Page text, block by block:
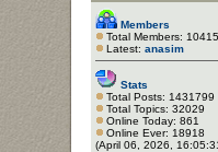
Members
Total Members: 10415
Latest: anasim
Stats
Total Posts: 1431799
Total Topics: 32029
Online Today: 861
Online Ever: 18918
(April 06, 2026,